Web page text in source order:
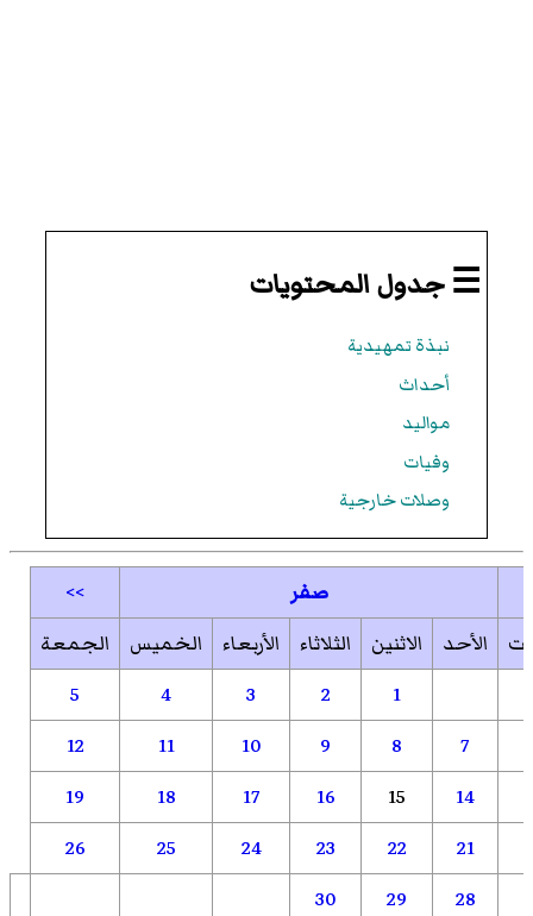
☰ جدول المحتويات
نبذة تمهيدية
أحداث
مواليد
وفيات
وصلات خارجية
صفر
>>
الأحد الاثنين الثلاثاء الأربعاء الخميس
الجمعة
1
2
3
4
5
7
8
9
10
11
12
14
15
16
17
18
19
21
22
23
24
25
26
28
29
30